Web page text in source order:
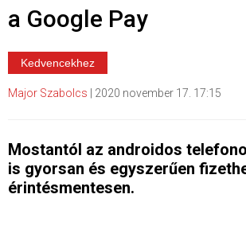
a Google Pay
Kedvencekhez
Major Szabolcs | 2020 november 17. 17:15
Mostantól az androidos
is gyorsan és egyszerűen
érintésmentesen.